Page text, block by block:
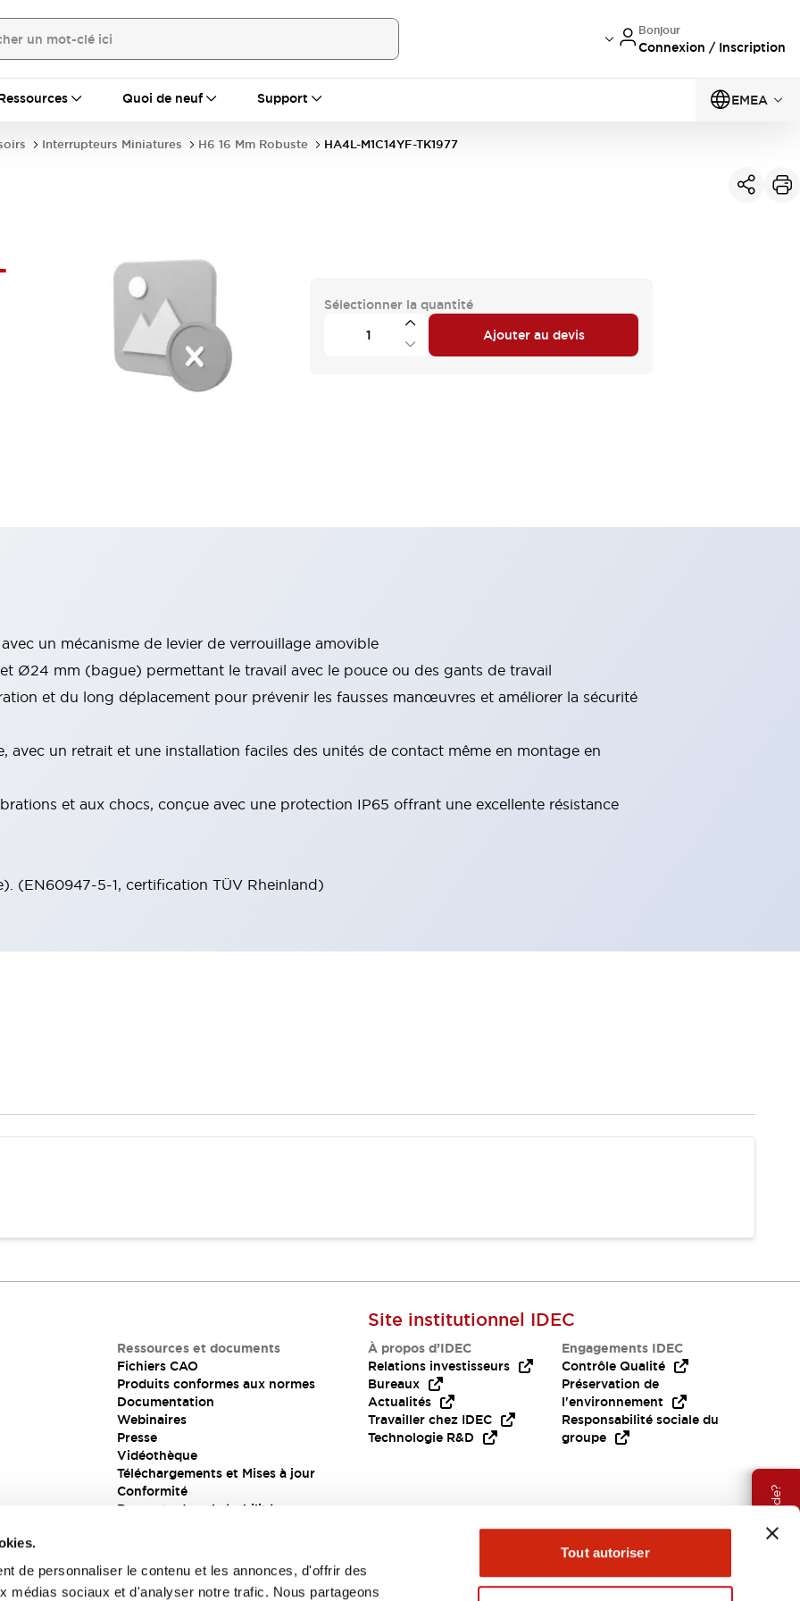
de personnaliser le contenu et les annonces, d'offrir des
médias sociaux et d'analyser notre trafic. Nous partageons
Tout autoriser
Bonjour
Connexion / Inscription
Quoi de neuf Support EMEA
Besoin d'aide?
Interrupteurs Miniatures H6 16 Mm Robuste HA4L-M1C14YF-TK1977
Sélectionner la quantité
Ajouter au devis
un mécanisme de levier de verrouillage amovible
Ø24 mm (bague) permettant le travail avec le pouce ou des gants de travail
et du long déplacement pour prévenir les fausses manœuvres et améliorer la sécurité
avec un retrait et une installation faciles des unités de contact même en montage en
et aux chocs, conçue avec une protection IP65 offrant une excellente résistance
(EN60947-5-1, certification TÜV Rheinland)
Ressources et documents
Fichiers CAO
Produits conformes aux normes
Documentation
Webinaires
Presse
Vidéothèque
Téléchargements et Mises à jour
Conformité
Rapports de vulnérabilité
Site institutionnel IDEC
À propos d’IDEC
Relations investisseurs
Bureaux
Actualités
Travailler chez IDEC
Technologie R&D
Engagements IDEC
Contrôle Qualité
Préservation de
l'environnement
Responsabilité sociale du
groupe